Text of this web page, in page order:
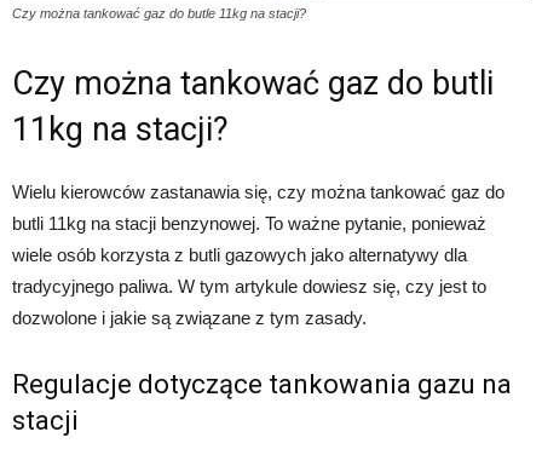
Czy można tankować gaz do butle 11kg na stacji?
Czy można tankować gaz do butli
11kg na stacji?
Wielu kierowców zastanawia się, czy można tankować gaz do
butli 11kg na stacji benzynowej. To ważne pytanie, ponieważ
wiele osób korzysta z butli gazowych jako alternatywy dla
tradycyjnego paliwa. W tym artykule dowiesz się, czy jest to
dozwolone i jakie są związane z tym zasady.
Regulacje dotyczące tankowania gazu na
stacji